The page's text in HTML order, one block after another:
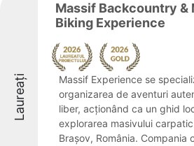
Laureați
Massif Backcountry &
Biking Experience
Massif Experience se
organizarea de aventuri
liber, acționând ca un ghid
explorarea masivului
Brașov, România. Compania